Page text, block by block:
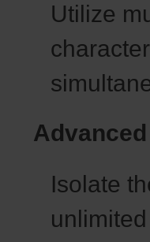
Utilize
Isolate